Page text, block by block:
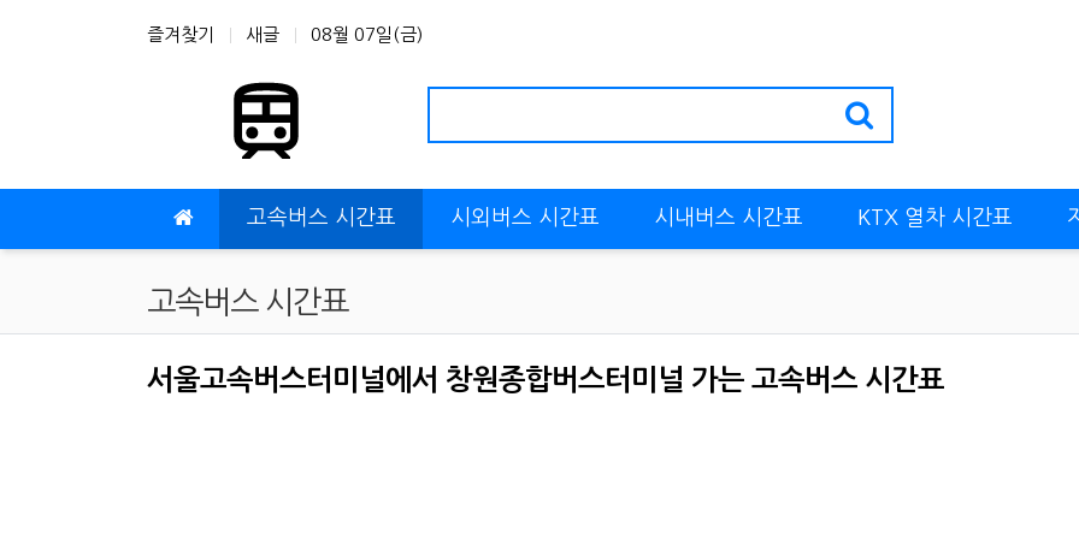
즐겨찾기 새글 08월 07일(금)
고속버스 시간표 시외버스 시간표 시내버스 시간표 KTX 열차 시간표
고속버스 시간표
서울고속버스터미널에서 창원종합버스터미널 가는 고속버스 시간표